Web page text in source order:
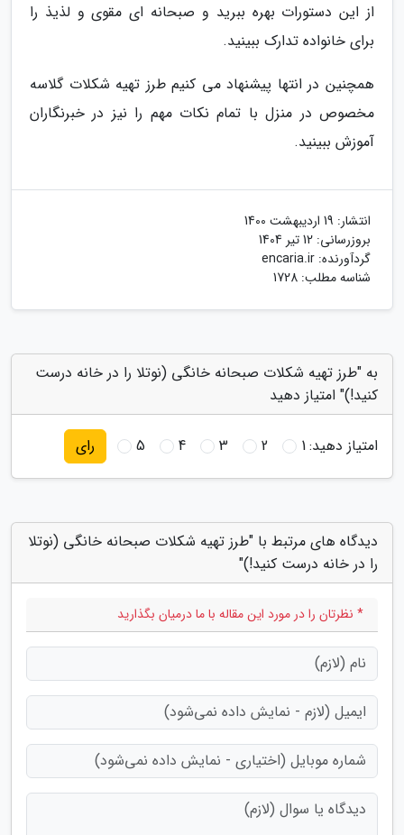
از این دستورات بهره ببرید و صبحانه ای مقوی و لذیذ را
برای خانواده تدارک ببینید.
همچنین در انتها پیشنهاد می کنیم طرز تهیه شکلات گلاسه
مخصوص در منزل با تمام نکات مهم را نیز در خبرنگاران
آموزش ببینید.
انتشار: 19 اردیبهشت 1400
بروزرسانی: 12 تیر 1404
گردآورنده: encaria.ir
شناسه مطلب: 1728
به "طرز تهیه شکلات صبحانه خانگی (نوتلا را در خانه درست
کنید!)" امتیاز دهید
امتیاز دهید:1
2
3
4
5 رای
دیدگاه های مرتبط با "طرز تهیه شکلات صبحانه خانگی (نوتلا
را در خانه درست کنید!)"
* نظرتان را در مورد این مقاله با ما درمیان بگذارید